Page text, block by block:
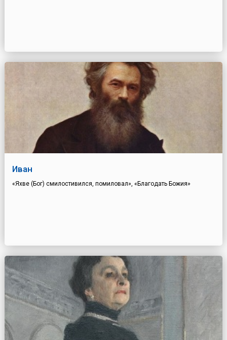
Иван
«Яхве (Бог) смилостивился, помиловал», «Благодать Божия»